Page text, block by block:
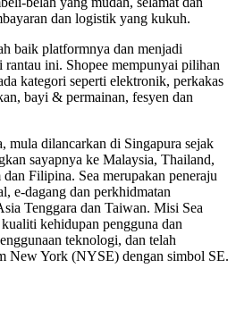
dan logistik yang kukuh.
baik platformnya dan menjadi
rantau ini. Shopee mempunyai pilihan
kategori seperti elektronik, perkakas
bayi & permainan, fesyen dan
mula dilancarkan di Singapura sejak
sayapnya ke Malaysia, Thailand,
Filipina. Sea merupakan peneraju
e-dagang dan perkhidmatan
Tenggara dan Taiwan. Misi Sea
kehidupan pengguna dan
teknologi, dan telah
New York (NYSE) dengan simbol SE.